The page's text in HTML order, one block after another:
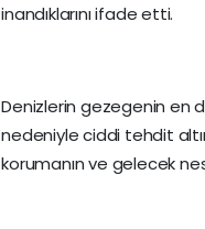
inandıklarını ifade etti.
Denizlerin gezegenin en
nedeniyle ciddi tehdit
korumanın ve gelecek